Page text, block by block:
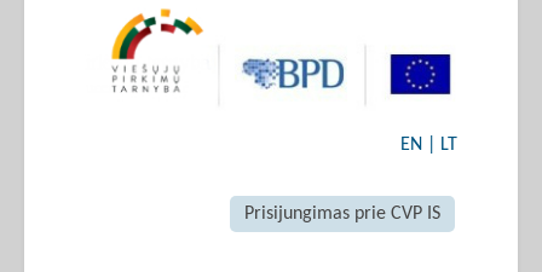
EN LT
Prisijungimas prie CVP IS